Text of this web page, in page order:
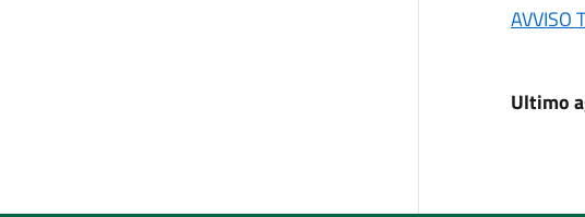
AVVISO
Ultimo